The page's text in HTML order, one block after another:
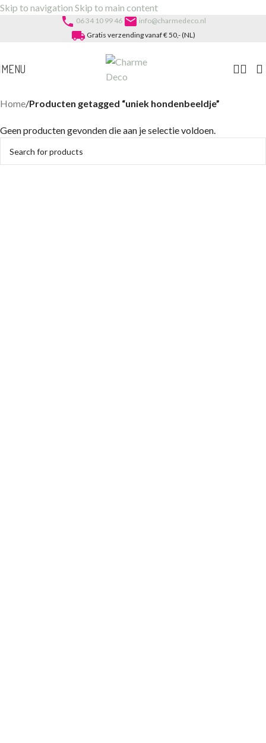
Skip to navigation Skip to main content
phone 06 34 10 99 46 email info@charmedeco.nl
local_shipping Gratis verzending vanaf € 50,- (NL)
MENU
Home/Producten getagged “uniek hondenbeeldje”
Geen producten gevonden die aan je selectie voldoen.